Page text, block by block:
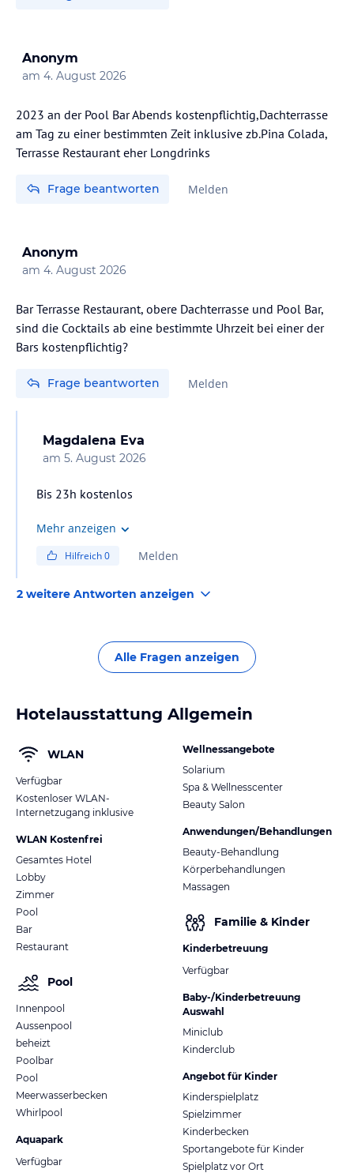
Anonym
am 4. August 2026
2023 an der Pool Bar Abends kostenpflichtig,Dachterrasse
am Tag zu einer bestimmten Zeit inklusive zb.Pina Colada,
Terrasse Restaurant eher Longdrinks
Frage beantworten Melden
Anonym
am 4. August 2026
Bar Terrasse Restaurant, obere Dachterrasse und Pool Bar,
sind die Cocktails ab eine bestimmte Uhrzeit bei einer der
Bars kostenpflichtig?
Frage beantworten Melden
Magdalena Eva
am 5. August 2026
Bis 23h kostenlos
Mehr anzeigen
Hilfreich0 Melden
2 weitere Antworten anzeigen
Alle Fragen anzeigen
Hotelausstattung Allgemein
WLAN
Verfügbar
Kostenloser WLAN-
Internetzugang inklusive
WLAN Kostenfrei
Gesamtes Hotel
Lobby
Zimmer
Pool
Bar
Restaurant
Pool
Innenpool
Aussenpool
beheizt
Poolbar
Pool
Meerwasserbecken
Whirlpool
Aquapark
Verfügbar
Wellnessangebote
Solarium
Spa & Wellnesscenter
Beauty Salon
Anwendungen/Behandlungen
Beauty-Behandlung
Körperbehandlungen
Massagen
Familie & Kinder
Kinderbetreuung
Verfügbar
Baby-/Kinderbetreuung
Auswahl
Miniclub
Kinderclub
Angebot für Kinder
Kinderspielplatz
Spielzimmer
Kinderbecken
Sportangebote für Kinder
Spielplatz vor Ort